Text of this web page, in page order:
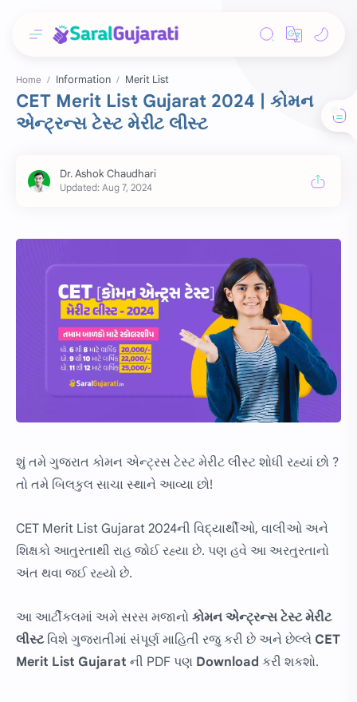
Home Information Merit List
CET Merit List Gujarat 2024 | કોમન
એન્ટ્રન્સ ટેસ્ટ મેરીટ લીસ્ટ
શું તમે ગુજરાત કોમન એન્ટ્રસ ટેસ્ટ મેરીટ લીસ્ટ શોધી રહ્યાં છો ?
તો તમે બિલકુલ સાચા સ્થાને આવ્યા છો!
CET Merit List Gujarat 2024ની વિદ્યાર્થીઓ, વાલીઓ અને
શિક્ષકો આતુરતાથી રાહ જોઈ રહ્યા છે. પણ હવે આ અરતુરતાનો
અંત થવા જઈ રહ્યો છે.
આ આર્ટીકલમાં અમે સરસ મજાનો કોમન એન્ટ્રન્સ ટેસ્ટ મેરીટ
લીસ્ટ વિશે ગુજરાતીમાં સંપૂર્ણ માહિતી રજુ કરી છે અને છેલ્લે CET
Merit List Gujarat ની PDF પણ Download કરી શકશો.